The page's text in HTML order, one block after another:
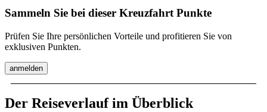
Sammeln Sie bei dieser Kreuzfahrt Punkte
Prüfen Sie Ihre persönlichen Vorteile und profitieren Sie von
exklusiven Punkten.
anmelden
Der Reiseverlauf im Überblick